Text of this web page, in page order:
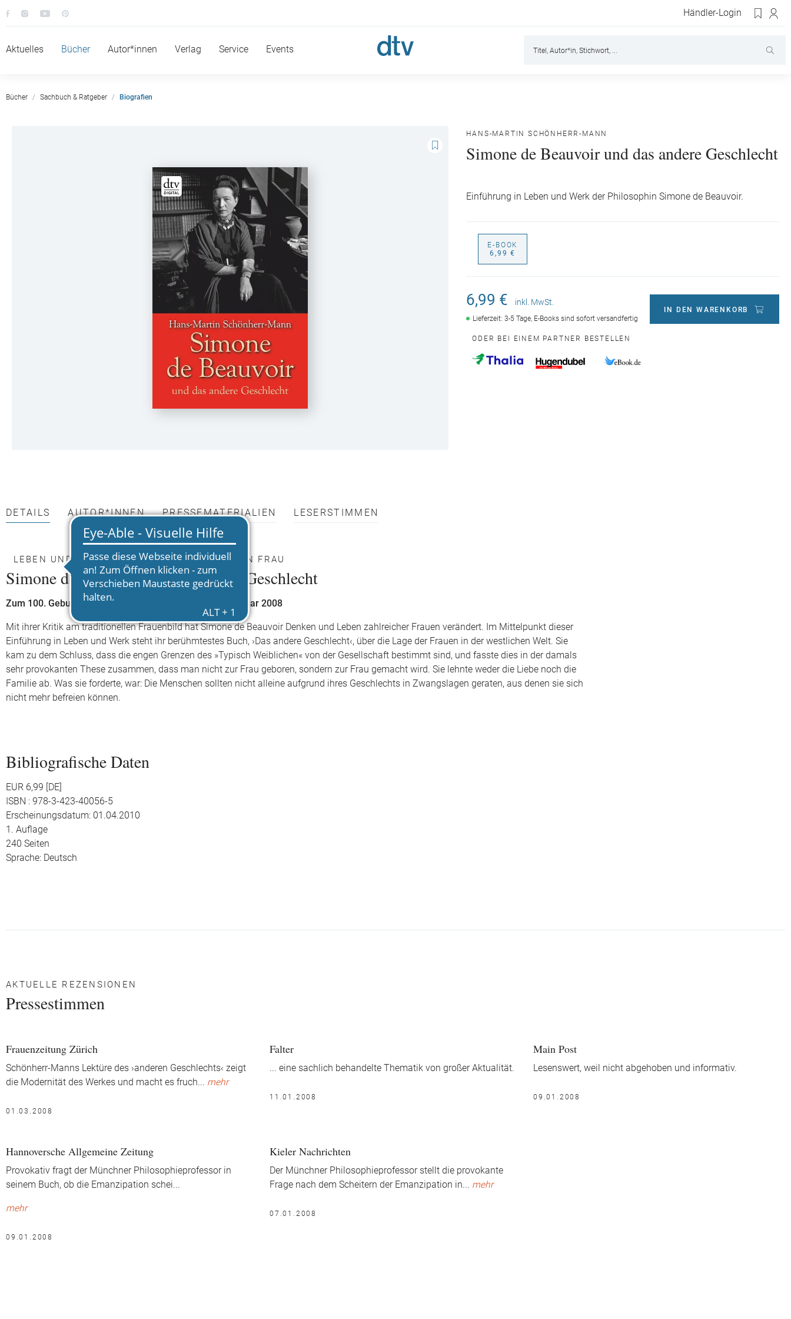
Händler-Login
Aktuelles Bücher Autor*innen Verlag Service Events
Bücher Sachbuch & Ratgeber Biografien
HANS-MARTIN SCHÖNHERR-MANN
Simone de Beauvoir und das andere Geschlecht
Einführung in Leben und Werk der Philosophin Simone de Beauvoir.
E-BOOK
6,99 €
6,99 € inkl. MwSt.
Lieferzeit: 3-5 Tage, E-Books sind sofort versandfertig
IN DEN WARENKORB
ODER BEI EINEM PARTNER BESTELLEN
DETAILS AUTOR*INNEN PRESSEMATERIALIEN LESERSTIMMEN
LEBEN UND WIRKEN EINER EINFLUSSREICHEN FRAU
Simone de Beauvoir und das andere Geschlecht
Zum 100. Geburtstag von Simone de Beauvoir am 9. Januar 2008
Mit ihrer Kritik am traditionellen Frauenbild hat Simone de Beauvoir Denken und Leben zahlreicher Frauen verändert. Im Mittelpunkt dieser
Einführung in Leben und Werk steht ihr berühmtestes Buch, ›Das andere Geschlecht‹, über die Lage der Frauen in der westlichen Welt. Sie
kam zu dem Schluss, dass die engen Grenzen des »Typisch Weiblichen« von der Gesellschaft bestimmt sind, und fasste dies in der damals
sehr provokanten These zusammen, dass man nicht zur Frau geboren, sondern zur Frau gemacht wird. Sie lehnte weder die Liebe noch die
Familie ab. Was sie forderte, war: Die Menschen sollten nicht alleine aufgrund ihres Geschlechts in Zwangslagen geraten, aus denen sie sich
nicht mehr befreien können.
Bibliografische Daten
EUR 6,99 [DE]
ISBN : 978-3-423-40056-5
Erscheinungsdatum: 01.04.2010
1. Auflage
240 Seiten
Sprache: Deutsch
AKTUELLE REZENSIONEN
Pressestimmen
Frauenzeitung Zürich
Schönherr-Manns Lektüre des ›anderen Geschlechts‹ zeigt
die Modernität des Werkes und macht es fruch... mehr
01.03.2008
Falter
... eine sachlich behandelte Thematik von großer Aktualität.
11.01.2008
Main Post
Lesenswert, weil nicht abgehoben und informativ.
09.01.2008
Hannoversche Allgemeine Zeitung
Provokativ fragt der Münchner Philosophieprofessor in
seinem Buch, ob die Emanzipation schei...
mehr
09.01.2008
Kieler Nachrichten
Der Münchner Philosophieprofessor stellt die provokante
Frage nach dem Scheitern der Emanzipation in... mehr
07.01.2008